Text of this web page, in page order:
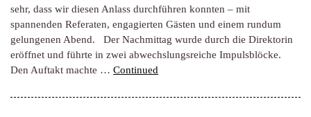
sehr, dass wir diesen Anlass durchführen konnten – mit
spannenden Referaten, engagierten Gästen und einem rundum
gelungenen Abend. Der Nachmittag wurde durch die Direktorin
eröffnet und führte in zwei abwechslungsreiche Impulsblöcke.
Den Auftakt machte … Continued